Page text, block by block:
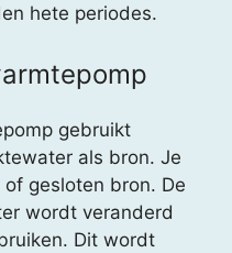
hete periodes.
gebruikt
als bron. Je
gesloten bron. De
wordt veranderd
Dit wordt